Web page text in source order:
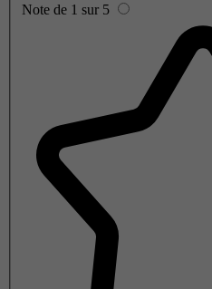
Note de 1 sur 5